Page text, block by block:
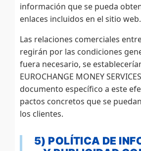
información que se pueda
enlaces incluidos en el sitio web.
Las relaciones comerciales
regirán por las condiciones
fuera necesario, se
EUROCHANGE MONEY
documento específico a este
pactos concretos que se
los clientes.
5) POLÍTICA DE